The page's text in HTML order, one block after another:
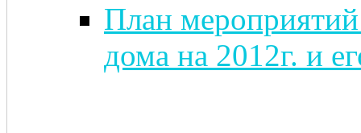
План
дома на 2012г. и